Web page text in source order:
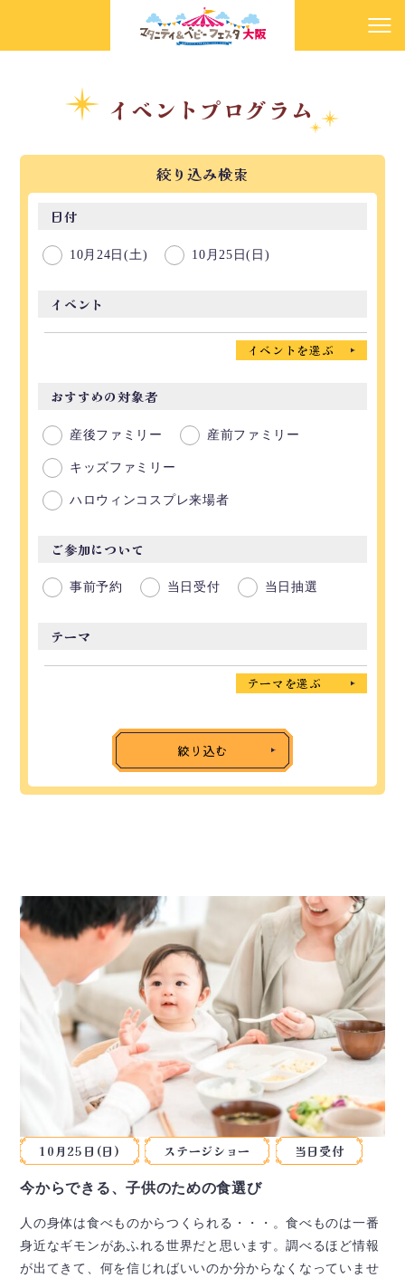
イベントプログラム
絞り込み検索
日付
10月24日(土) 10月25日(日)
イベント
イベントを選ぶ
おすすめの対象者
産後ファミリー 産前ファミリー
キッズファミリー
ハロウィンコスプレ来場者
ご参加について
事前予約 当日受付 当日抽選
テーマ
テーマを選ぶ
絞り込む
10月25日(日) ステージショー 当日受付
今からできる、子供のための食選び
人の身体は食べものからつくられる・・・。食べものは一番
身近なギモンがあふれる世界だと思います。調べるほど情報
が出てきて、何を信じればいいのか分からなくなっていませ